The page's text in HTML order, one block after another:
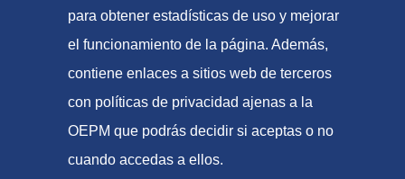
© Oficina Española de Patentes e Marcas, 2021
Accesibilidade
Aviso Legal
Política de Cookies
para obtener estadísticas de uso y mejorar
el funcionamiento de la página. Además,
contiene enlaces a sitios web de terceros
con políticas de privacidad ajenas a la
OEPM que podrás decidir si aceptas o no
cuando accedas a ellos.